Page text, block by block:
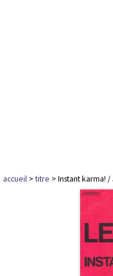
accueil >titre > Instant karma!